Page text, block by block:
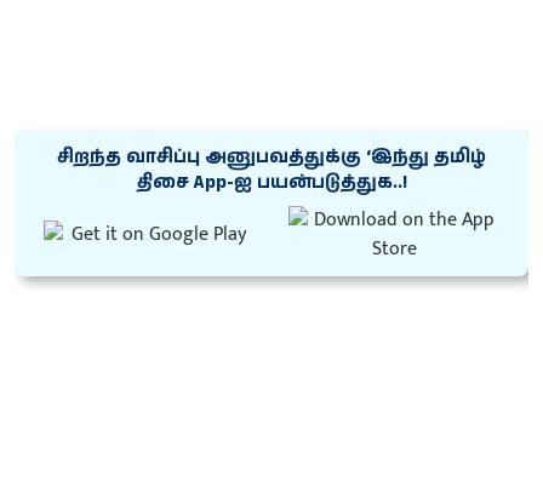
சிறந்த வாசிப்பு அனுபவத்துக்கு ‘இந்து தமிழ்
திசை App-ஐ பயன்படுத்துக..!